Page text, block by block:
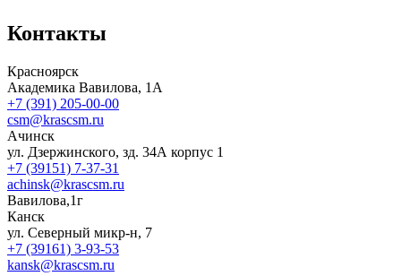
Контакты
Красноярск
Академика Вавилова, 1А
+7 (391) 205-00-00
csm@krascsm.ru
Ачинск
ул. Дзержинского, зд. 34А корпус 1
+7 (39151) 7-37-31
achinsk@krascsm.ru
Вавилова,1г
Канск
ул. Северный микр-н, 7
+7 (39161) 3-93-53
kansk@krascsm.ru